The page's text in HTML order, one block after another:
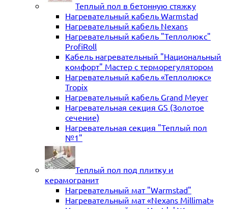
Теплый пол в бетонную стяжку
Нагревательный кабель Warmstad
Нагревательный кабель Nexans
Нагревательный кабель "Теплолюкс"
ProfiRoll
Кабель нагревательный "Национальный
комфорт" Мастер с терморегулятором
Нагревательный кабель «Теплолюкс»
Tropix
Нагревательный кабель Grand Meyer
Нагревательная секция GS (Золотое
сечение)
Нагревательная секция "Теплый пол
№1"
Теплый пол под плитку и
керамогранит
Нагревательный мат "Warmstad"
Нагревательный мат «Nexans Millimat»